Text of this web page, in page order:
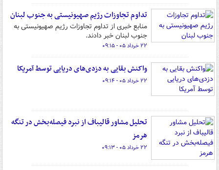
تداوم تجاوزات رژیم صهیونیستی به جنوب لبنان
منابع خبری از تداوم تجاوزات رژیم صهیونیستی به
جنوب لبنان خبر دادند.
۲۲ خرداد ۰۵ - ۰۹:۱۵
واکنش بقایی به دزدی‌های دریایی توسط آمریکا
۲۲ خرداد ۰۵ - ۰۹:۱۴
تحلیل مشاور قالیباف از نبرد فیصله‌بخش در تنگه
هرمز
۲۲ خرداد ۰۵ - ۰۹:۱۳